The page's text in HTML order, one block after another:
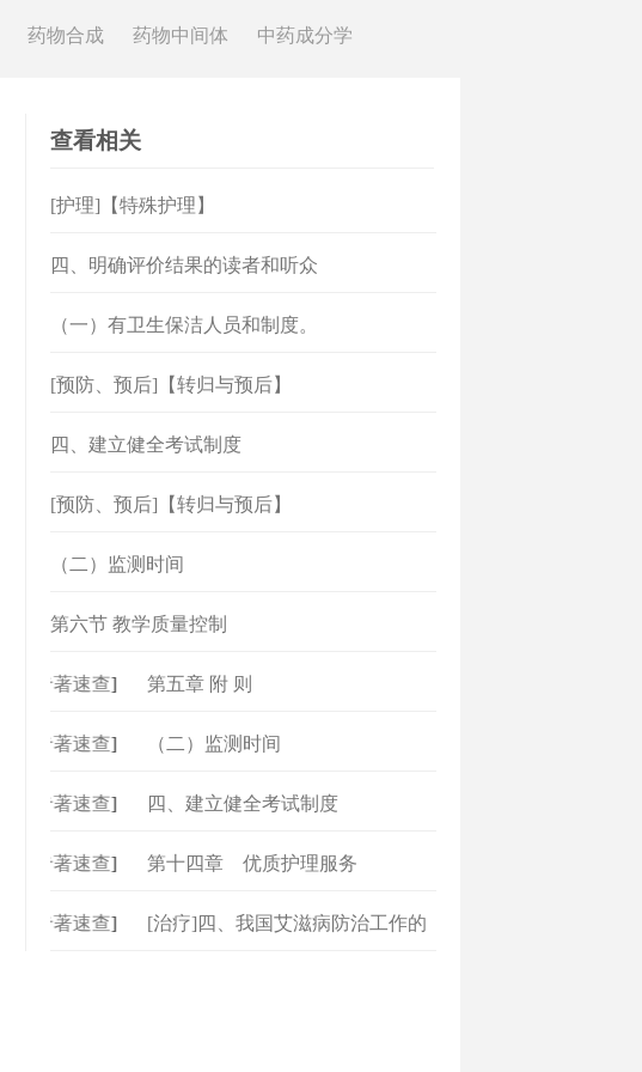
药物合成 药物中间体 中药成分学
查看相关
[护理]【特殊护理】
四、明确评价结果的读者和听众
（一）有卫生保洁人员和制度。
[预防、预后]【转归与预后】
四、建立健全考试制度
[预防、预后]【转归与预后】
（二）监测时间
第六节 教学质量控制
专著速查] 第五章 附 则
专著速查] （二）监测时间
专著速查] 四、建立健全考试制度
专著速查] 第十四章 优质护理服务
专著速查]
[治疗]四、我国艾滋病防治工作的